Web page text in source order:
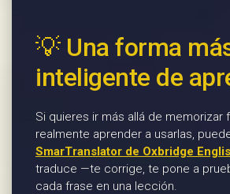
💡 Una forma
inteligente de
Si quieres ir más allá de memorizar
realmente aprender a usarlas,
SmarTranslator de Oxbridge
traduce —te corrige, te pone a
cada frase en una lección.